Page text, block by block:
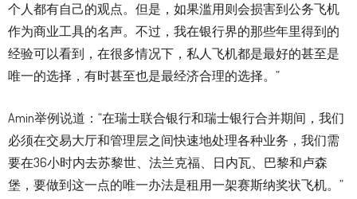
个人都有自己的观点。但是，如果滥用则会损害到公务飞机
作为商业工具的名声。不过，我在银行界的那些年里得到的
经验可以看到，在很多情况下，私人飞机都是最好的甚至是
唯一的选择，有时甚至也是最经济合理的选择。”
Amin举例说道：“在瑞士联合银行和瑞士银行合并期间，我们
必须在交易大厅和管理层之间快速地处理各种业务，我们需
要在36小时内去苏黎世、法兰克福、日内瓦、巴黎和卢森
堡，要做到这一点的唯一办法是租用一架赛斯纳奖状飞机。”